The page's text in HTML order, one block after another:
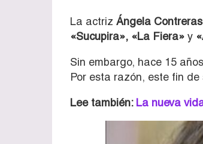
La actriz Ángela
«Sucupira», «La Fiera» y
Sin embargo, hace 15
Por esta razón, este fin
Lee también: La nueva